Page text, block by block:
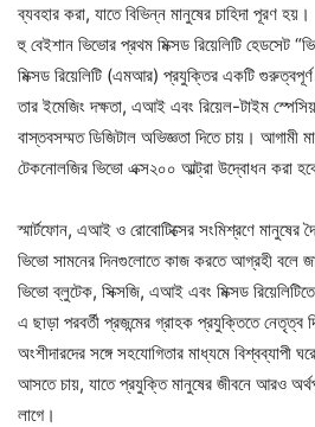
ব্যবহার করা, যাতে বিভিন্ন মানুষের চাহিদা পূরণ হয়।
হু বেইশান ভিভোর প্রথম মিক্সড রিয়েলিটি হেডসেট
মিক্সড রিয়েলিটি (এমআর) প্রযুক্তির একটি
তার ইমেজিং দক্ষতা, এআই এবং রিয়েল-টাইম
বাস্তবসম্মত ডিজিটাল অভিজ্ঞতা দিতে চায়। আগামী
টেকনোলজির ভিভো এক্স২০০ আল্ট্রা উদ্বোধন করা
স্মার্টফোন, এআই ও রোবোটিক্সের সংমিশ্রণে
ভিভো সামনের দিনগুলোতে কাজ করতে আগ্রহী বলে
ভিভো ব্লুটেক, সিক্সজি, এআই এবং মিক্সড
এ ছাড়া পরবর্তী প্রজন্মের গ্রাহক প্রযুক্তিতে নেতৃত্ব
অংশীদারদের সঙ্গে সহযোগিতার মাধ্যমে বিশ্বব্যাপী
আসতে চায়, যাতে প্রযুক্তি মানুষের জীবনে আরও
লাগে।